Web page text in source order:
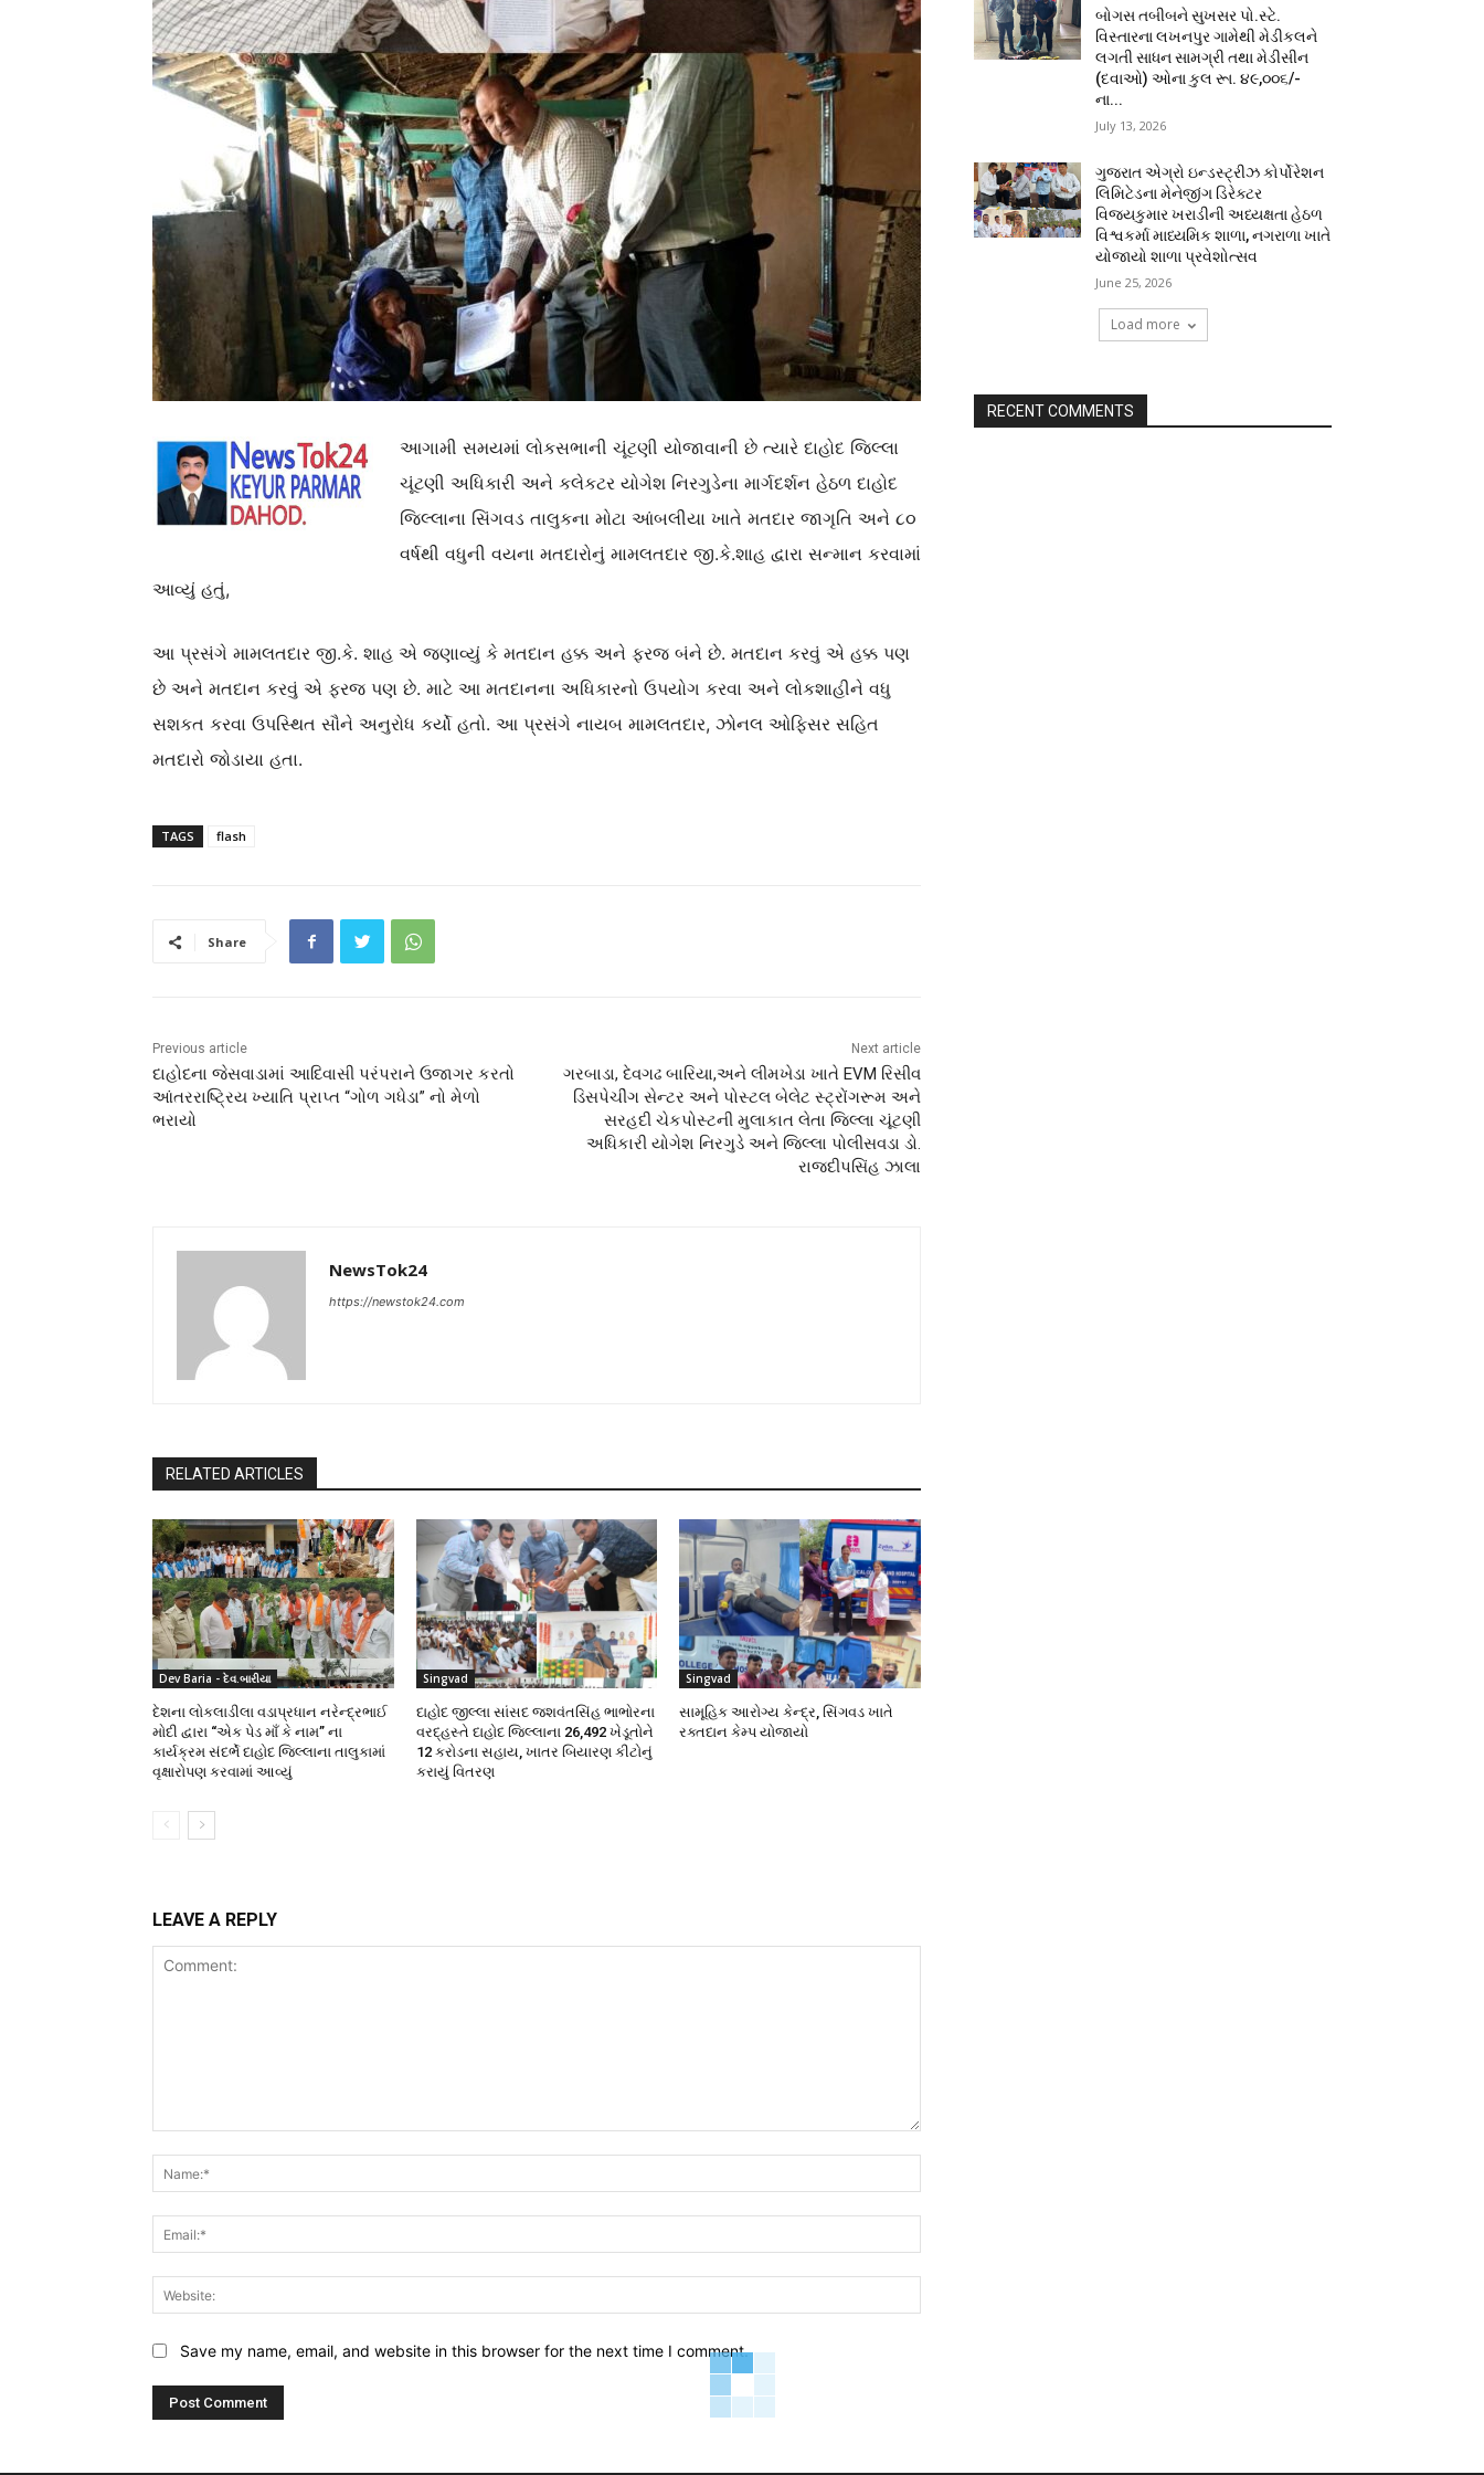
આગામી સમયમાં લોકસભાની ચૂંટણી યોજાવાની છે ત્યારે દાહોદ જિલ્લા
ચૂંટણી અધિકારી અને કલેકટર યોગેશ નિરગુડેના માર્ગદર્શન હેઠળ દાહોદ
જિલ્લાના સિંગવડ તાલુકના મોટા આંબલીયા ખાતે મતદાર જાગૃતિ અને ૮૦
વર્ષથી વધુની વયના મતદારોનું મામલતદાર જી.કે.શાહ દ્વારા સન્માન કરવામાં
આવ્યું હતું,
આ પ્રસંગે મામલતદાર જી.કે. શાહ એ જણાવ્યું કે મતદાન હક્ક અને ફરજ બંને છે. મતદાન કરવું એ હક્ક પણ
છે અને મતદાન કરવું એ ફરજ પણ છે. માટે આ મતદાનના અધિકારનો ઉપયોગ કરવા અને લોકશાહીને વધુ
સશકત કરવા ઉપસ્થિત સૌને અનુરોધ કર્યો હતો. આ પ્રસંગે નાયબ મામલતદાર, ઝોનલ ઓફિસર સહિત
મતદારો જોડાયા હતા.
TAGS flash
Share
Previous article
દાહોદના જેસવાડામાં આદિવાસી પરંપરાને ઉજાગર કરતો
આંતરરાષ્ટ્રિય ખ્યાતિ પ્રાપ્ત “ગોળ ગધેડા” નો મેળો
ભરાયો
Next article
ગરબાડા, દેવગઢ બારિયા,અને લીમખેડા ખાતે EVM રિસીવ
ડિસપેચીંગ સેન્ટર અને પોસ્ટલ બેલેટ સ્ટ્રોંગરૂમ અને
સરહદી ચેકપોસ્ટની મુલાકાત લેતા જિલ્લા ચૂંટણી
અધિકારી યોગેશ નિરગુડે અને જિલ્લા પોલીસવડા ડો.
રાજદીપસિંહ ઝાલા
NewsTok24
https://newstok24.com
RELATED ARTICLES
Dev Baria - દેવ.બારીયા
દેશના લોકલાડીલા વડાપ્રધાન નરેન્દ્રભાઈ
મોદી દ્વારા “એક પેડ માઁ કે નામ” ના
કાર્યક્રમ સંદર્ભે દાહોદ જિલ્લાના તાલુકામાં
વૃક્ષારોપણ કરવામાં આવ્યું
Singvad
દાહોદ જીલ્લા સાંસદ જશવંતસિંહ ભાભોરના
વરદ્હસ્તે દાહોદ જિલ્લાના 26,492 ખેડૂતોને
12 કરોડના સહાય, ખાતર બિયારણ કીટોનું
કરાયું વિતરણ
Singvad
સામૂહિક આરોગ્ય કેન્દ્ર, સિંગવડ ખાતે
રક્તદાન કેમ્પ યોજાયો
LEAVE A REPLY
Save my name, email, and website in this browser for the next time I comment.
બોગસ તબીબને સુખસર પો.સ્ટે.
વિસ્તારના લખનપુર ગામેથી મેડીકલને
લગતી સાધન સામગ્રી તથા મેડીસીન
(દવાઓ) ઓના કુલ રૂા. ૪૯,૦૦૬/-
ના...
July 13, 2026
ગુજરાત એગ્રો ઇન્ડસ્ટ્રીઝ કોર્પોરેશન
લિમિટેડના મેનેજીંગ ડિરેક્ટર
વિજયકુમાર ખરાડીની અધ્યક્ષતા હેઠળ
વિશ્વકર્મા માધ્યમિક શાળા, નગરાળા ખાતે
યોજાયો શાળા પ્રવેશોત્સવ
June 25, 2026
Load more
RECENT COMMENTS